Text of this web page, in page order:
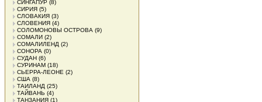
СИНГАПУР (8)
СИРИЯ (5)
СЛОВАКИЯ (3)
СЛОВЕНИЯ (4)
СОЛОМОНОВЫ ОСТРОВА (9)
СОМАЛИ (2)
СОМАЛИЛЕНД (2)
СОНОРА (0)
СУДАН (6)
СУРИНАМ (18)
СЬЕРРА-ЛЕОНЕ (2)
США (8)
ТАИЛАНД (25)
ТАЙВАНЬ (4)
ТАНЗАНИЯ (1)